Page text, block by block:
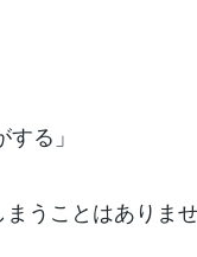
る」
うことはありま